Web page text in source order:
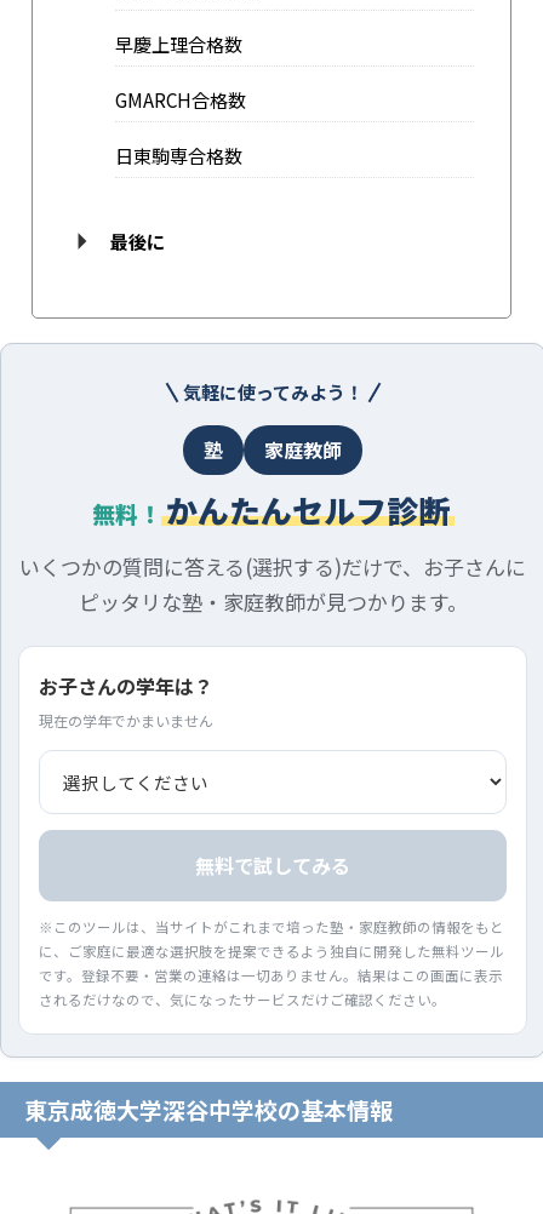
早慶上理合格数
GMARCH合格数
日東駒専合格数
最後に
気軽に使ってみよう！
塾 家庭教師
無料！ かんたんセルフ診断
いくつかの質問に答える(選択する)だけで、お子さんに
ピッタリな塾・家庭教師が見つかります。
お子さんの学年は？
現在の学年でかまいません
無料で試してみる
※このツールは、当サイトがこれまで培った塾・家庭教師の情報をもと
に、ご家庭に最適な選択肢を提案できるよう独自に開発した無料ツール
です。登録不要・営業の連絡は一切ありません。結果はこの画面に表示
されるだけなので、気になったサービスだけご確認ください。
東京成徳大学深谷中学校の基本情報